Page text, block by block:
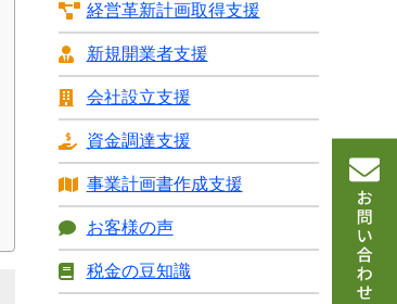
経営革新計画取得支援
新規開業者支援
会社設立支援
資金調達支援
事業計画書作成支援
お客様の声
税金の豆知識